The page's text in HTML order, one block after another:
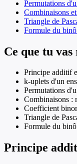
Permutations
Combinaisons
Triangle de
Formule du
Ce que tu
Principe additif
k-uplets d'un
Permutations
Combinaisons :
Coefficient
Triangle de
Formule du
Principe